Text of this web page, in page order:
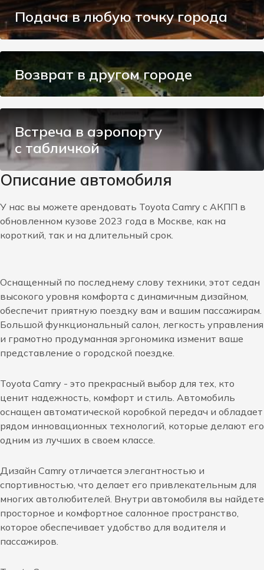
Подача в любую точку города
Возврат в другом городе
Встреча в аэропорту
с табличкой
Описание автомобиля
У нас вы можете арендовать Toyota Camry c АКПП в
обновленном кузове 2023 года в Москве, как на
короткий, так и на длительный срок.
Оснащенный по последнему слову техники, этот седан
высокого уровня комфорта с динамичным дизайном,
обеспечит приятную поездку вам и вашим пассажирам.
Большой функциональный салон, легкость управления
и грамотно продуманная эргономика изменит ваше
представление о городской поездке.
Toyota Camry - это прекрасный выбор для тех, кто
ценит надежность, комфорт и стиль. Автомобиль
оснащен автоматической коробкой передач и обладает
рядом инновационных технологий, которые делают его
одним из лучших в своем классе.
Дизайн Camry отличается элегантностью и
спортивностью, что делает его привлекательным для
многих автолюбителей. Внутри автомобиля вы найдете
просторное и комфортное салонное пространство,
которое обеспечивает удобство для водителя и
пассажиров.